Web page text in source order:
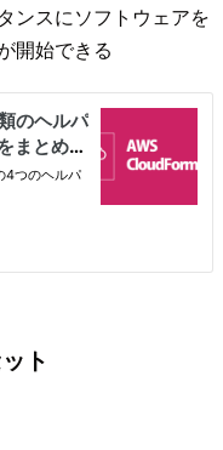
ンスにソフトウェアを
開始できる
ト